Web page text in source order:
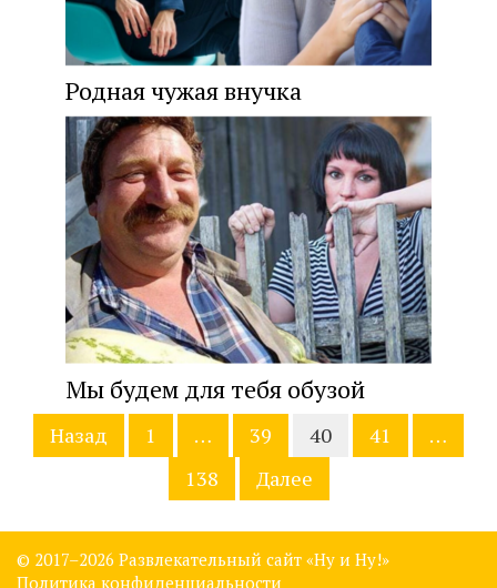
Родная чужая внучка
Мы будем для тебя обузой
Навигация
Назад 1 … 39 40 41
…
138
Далее
© 2017–2026 Развлекательный сайт «Ну и Ну!»
Политика конфиденциальности